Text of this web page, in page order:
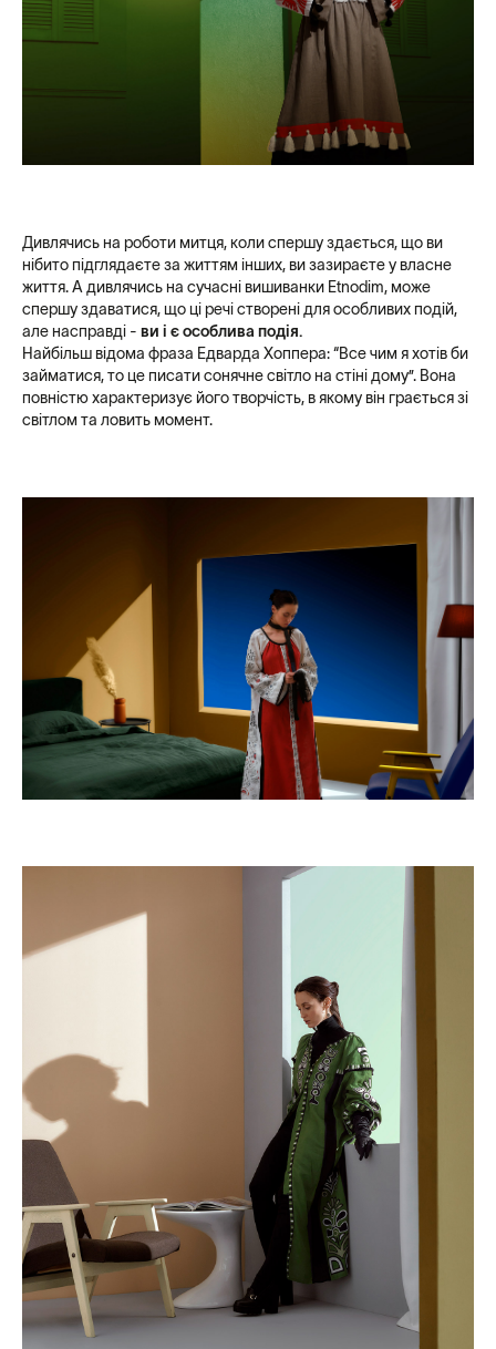
Дивлячись на роботи митця, коли спершу здається, що ви
нібито підглядаєте за життям інших, ви зазираєте у власне
життя. А дивлячись на сучасні вишиванки Etnodim, може
спершу здаватися, що ці речі створені для особливих подій,
але насправді - ви і є особлива подія.
Найбільш відома фраза Едварда Хоппера: “Все чим я хотів би
займатися, то це писати сонячне світло на стіні дому”. Вона
повністю характеризує його творчість, в якому він грається зі
світлом та ловить момент.